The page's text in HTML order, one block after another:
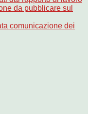
da pubblicare sul
comunicazione dei